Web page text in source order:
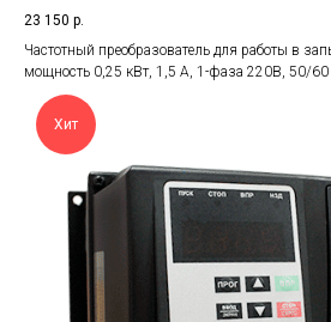
23 150 р.
Частотный преобразователь для работы в
мощность 0,25 кВт, 1,5 А, 1-фаза 220В, 50/
Хит